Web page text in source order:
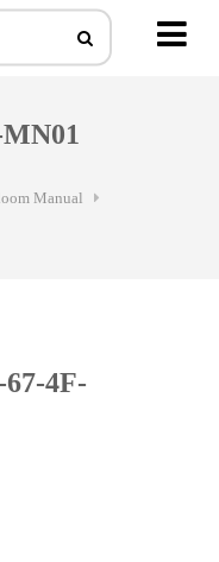
Manual
67-4F-